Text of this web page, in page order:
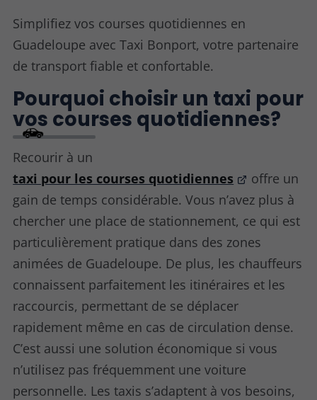
Simplifiez vos courses quotidiennes en
Guadeloupe avec Taxi Bonport, votre partenaire
de transport fiable et confortable.
Pourquoi choisir un taxi pour
vos courses quotidiennes?
Recourir à un
taxi pour les courses quotidiennes
offre un
gain de temps considérable. Vous n’avez plus à
chercher une place de stationnement, ce qui est
particulièrement pratique dans des zones
animées de Guadeloupe. De plus, les chauffeurs
connaissent parfaitement les itinéraires et les
raccourcis, permettant de se déplacer
rapidement même en cas de circulation dense.
C’est aussi une solution économique si vous
n’utilisez pas fréquemment une voiture
personnelle. Les taxis s’adaptent à vos besoins,